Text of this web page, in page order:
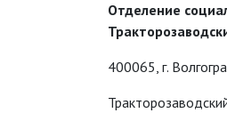
Отделение
400065, г.